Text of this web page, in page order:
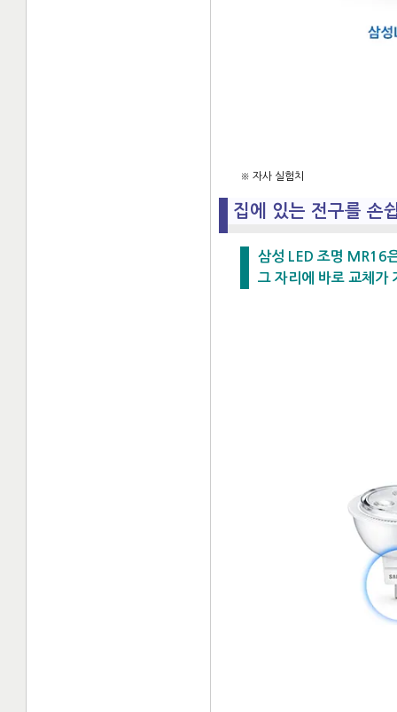
※ 자사 실험치
집에 있는 전구를 손
삼성 LED 조명 MR16
그 자리에 바로 교체가